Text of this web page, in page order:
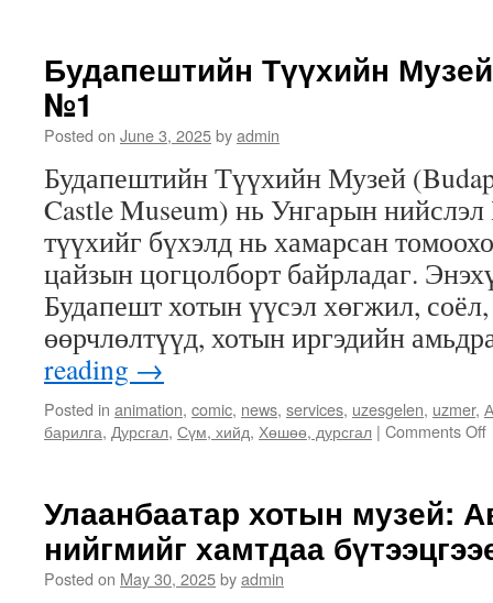
Будапештийн Түүхийн
№1
Posted on June 3, 2025byadmin
Будапештийн Түүхийн Музей
Castle Museum) нь Унгарын
түүхийг бүхэлд нь хамарсан
цайзын цогцолборт байрладаг.
Будапешт хотын үүсэл хөгжил,
өөрчлөлтүүд, хотын иргэдийн
reading →
Posted in animation, comic, news, services, uzesgelen, uzmer,
барилга, Дурсгал, Сүм, хийд, Хөшөө, дурсгал | Comments Off
Улаанбаатар хотын музей:
нийгмийг хамтдаа
Posted on May 30, 2025byadmin